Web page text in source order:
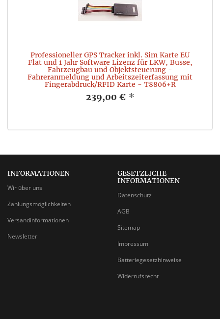
Professioneller GPS Tracker inkl. Sim Karte EU
Flat und 1 Jahr Software Lizenz für LKW, Busse,
Fahrzeugbau und Objektsteuerung -
Fahreranmeldung und Arbeitszeiterfassung mit
Fingerabdruck/RFID Karte - T8806+R
239,00 € *
INFORMATIONEN
Wir über uns
Zahlungsmöglichkeiten
Versandinformationen
Newsletter
GESETZLICHE
INFORMATIONEN
Datenschutz
AGB
Sitemap
Impressum
Batteriegesetzhinweise
Widerrufsrecht